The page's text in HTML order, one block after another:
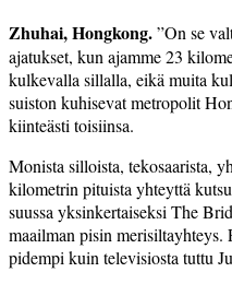
Zhuhai, Hongkong.”On se
ajatukset, kun ajamme 23
kulkevalla sillalla, eikä muita
suiston kuhisevat metropolit
kiinteästi toisiinsa.
Monista silloista, tekosaarista,
kilometrin pituista yhteyttä
suussa yksinkertaiseksi The
maailman pisin merisiltayhteys.
pidempi kuin televisiosta tuttu